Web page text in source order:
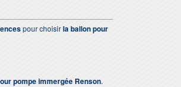
pour choisirla ballon pour
pompe immergée Renson.